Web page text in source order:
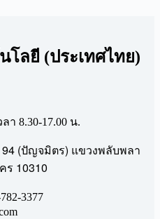
ลยี (ประเทศไทย)
า 8.30-17.00 น.
94 (ปัญจมิตร) แขวงพลับพลา
ร 10310
3377